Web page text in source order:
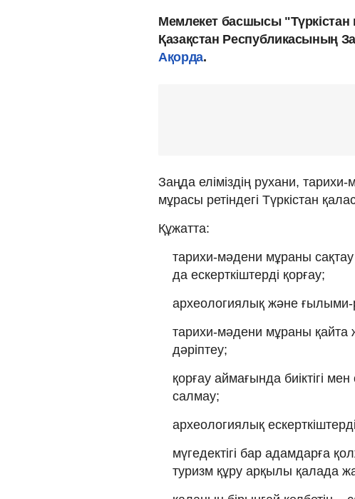
Мемлекет басшысы
Қазақстан Республикасының
Ақорда.
Заңда еліміздің рухани,
мұрасы ретіндегі Түркістан
Құжатта:
тарихи-мәдени мұраны
да ескерткіштерді қорғау;
археологиялық және
тарихи-мәдени мұраны қайта
дәріптеу;
қорғау аймағында биіктігі
салмау;
археологиялық
мүгедектігі бар адамдарға
туризм құру арқылы қалада